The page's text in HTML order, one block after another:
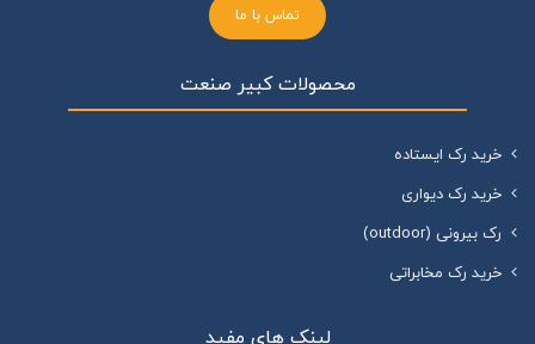
تماس با ما
محصولات کبیر صنعت
خرید رک ایستاده
خرید رک دیواری
رک بیرونی (outdoor)
خرید رک مخابراتی
لینک های مفید